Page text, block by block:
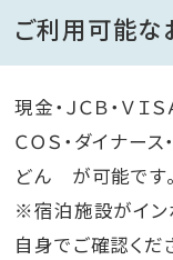
ご利用可能な
現金・ＪＣＢ・ＶＩ
ＣＯＳ・ダイナース
どん が可能です。
※宿泊施設がイン
自身でご確認くだ